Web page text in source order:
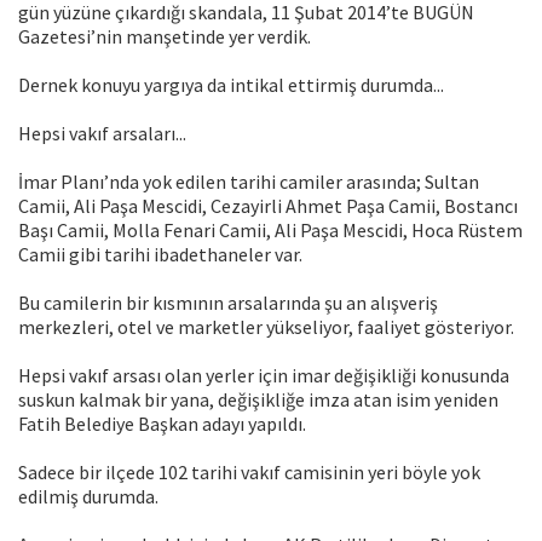
gün yüzüne çıkardığı skandala, 11 Şubat 2014’te BUGÜN
Gazetesi’nin manşetinde yer verdik.
Dernek konuyu yargıya da intikal ettirmiş durumda...
Hepsi vakıf arsaları...
İmar Planı’nda yok edilen tarihi camiler arasında; Sultan
Camii, Ali Paşa Mescidi, Cezayirli Ahmet Paşa Camii, Bostancı
Başı Camii, Molla Fenari Camii, Ali Paşa Mescidi, Hoca Rüstem
Camii gibi tarihi ibadethaneler var.
Bu camilerin bir kısmının arsalarında şu an alışveriş
merkezleri, otel ve marketler yükseliyor, faaliyet gösteriyor.
Hepsi vakıf arsası olan yerler için imar değişikliği konusunda
suskun kalmak bir yana, değişikliğe imza atan isim yeniden
Fatih Belediye Başkan adayı yapıldı.
Sadece bir ilçede 102 tarihi vakıf camisinin yeri böyle yok
edilmiş durumda.